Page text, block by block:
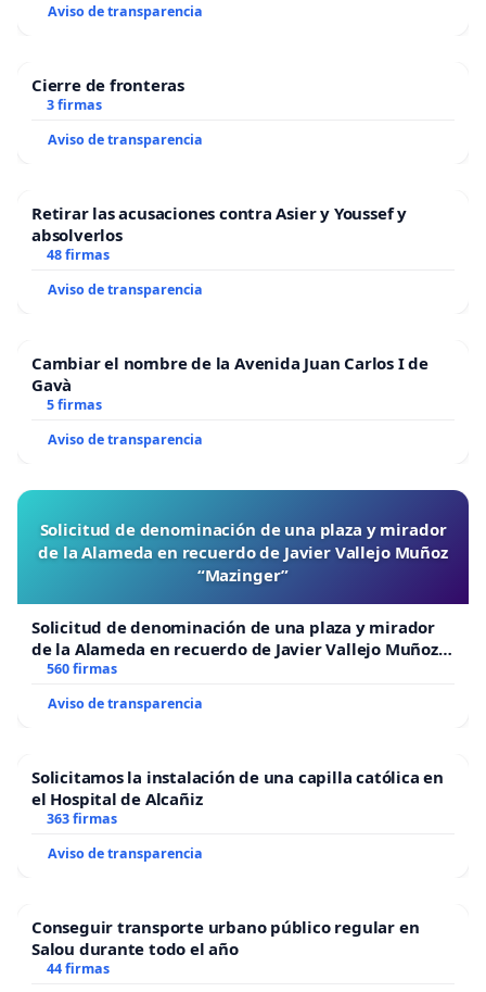
Aviso de transparencia
Cierre de fronteras
3 firmas
Aviso de transparencia
Retirar las acusaciones contra Asier y Youssef y
absolverlos
48 firmas
Aviso de transparencia
Cambiar el nombre de la Avenida Juan Carlos I de
Gavà
5 firmas
Aviso de transparencia
Solicitud de denominación de una plaza y mirador
de la Alameda en recuerdo de Javier Vallejo Muñoz
“Mazinger”
Solicitud de denominación de una plaza y mirador
de la Alameda en recuerdo de Javier Vallejo Muñoz
“Mazinger”
560 firmas
Aviso de transparencia
Solicitamos la instalación de una capilla católica en
el Hospital de Alcañiz
363 firmas
Aviso de transparencia
Conseguir transporte urbano público regular en
Salou durante todo el año
44 firmas